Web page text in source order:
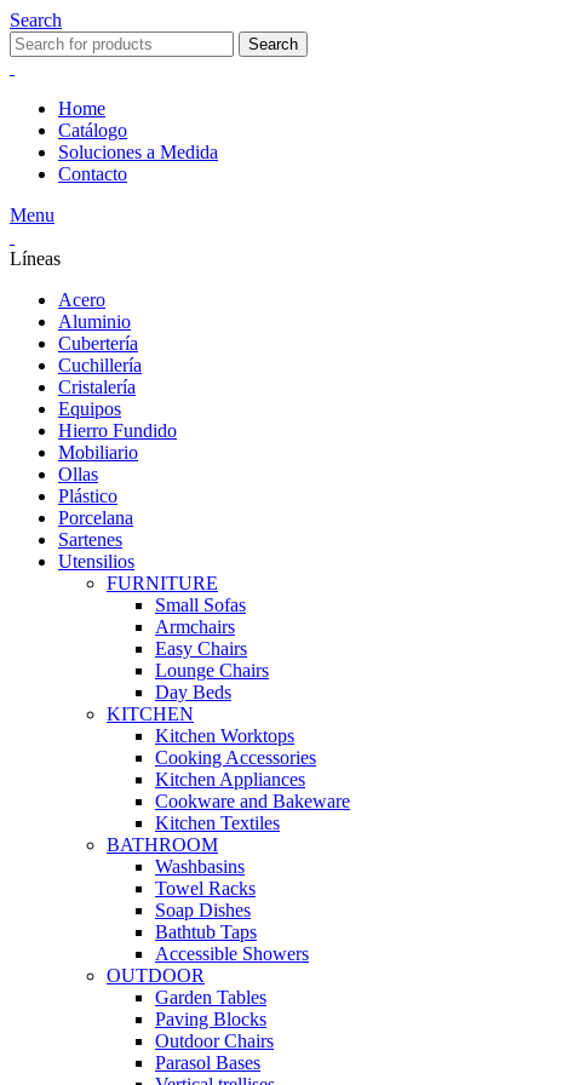
Search
Search
Home
Catálogo
Soluciones a Medida
Contacto
Menu
Líneas
Acero
Aluminio
Cubertería
Cuchillería
Cristalería
Equipos
Hierro Fundido
Mobiliario
Ollas
Plástico
Porcelana
Sartenes
Utensilios
FURNITURE
Small Sofas
Armchairs
Easy Chairs
Lounge Chairs
Day Beds
KITCHEN
Kitchen Worktops
Cooking Accessories
Kitchen Appliances
Cookware and Bakeware
Kitchen Textiles
BATHROOM
Washbasins
Towel Racks
Soap Dishes
Bathtub Taps
Accessible Showers
OUTDOOR
Garden Tables
Paving Blocks
Outdoor Chairs
Parasol Bases